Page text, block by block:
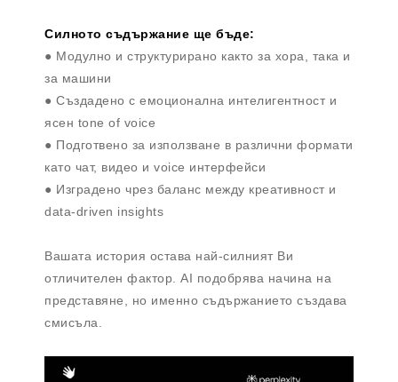
Силното съдържание ще бъде:
● Модулно и структурирано както за хора, така и
за машини
● Създадено с емоционална интелигентност и
ясен tone of voice
● Подготвено за използване в различни формати
като чат, видео и voice интерфейси
● Изградено чрез баланс между креативност и
data-driven insights
Вашата история остава най-силният Ви
отличителен фактор. AI подобрява начина на
представяне, но именно съдържанието създава
смисъла.